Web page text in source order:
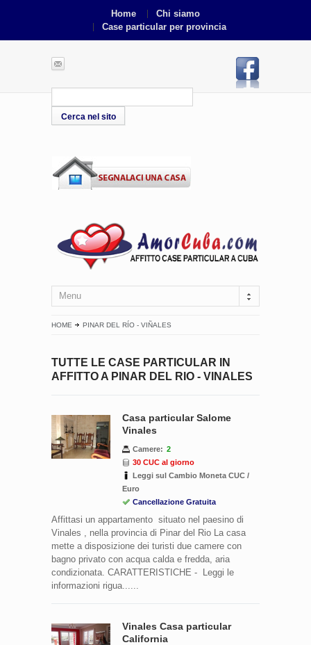
Home
Chi siamo
Case particular per provincia
Menu
HOME PINAR DEL RÍO - VIÑALES
TUTTE LE CASE PARTICULAR IN
AFFITTO A PINAR DEL RIO - VINALES
Casa particular Salome
Vinales
Camere: 2
30 CUC al giorno
Leggi sul Cambio Moneta CUC /
Euro
Cancellazione Gratuita
Affittasi un appartamento situato nel paesino di
Vinales , nella provincia di Pinar del Rio La casa
mette a disposizione dei turisti due camere con
bagno privato con acqua calda e fredda, aria
condizionata. CARATTERISTICHE - Leggi le
informazioni rigua......
Vinales Casa particular
California